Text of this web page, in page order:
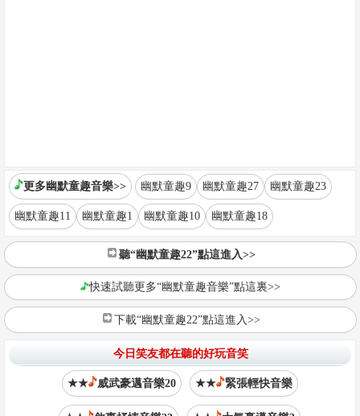
更多幽默童趣音樂>> 幽默童趣9 幽默童趣27 幽默童趣23
幽默童趣11 幽默童趣1 幽默童趣10 幽默童趣18
聽“幽默童趣22”點這進入>>
快速試聽更多“幽默童趣音樂”點這裏>>
下載“幽默童趣22”點這進入>>
今日笑友都在聽的好玩音笑
★★ 威武豪邁音樂20 ★★ 緊張輕快音樂